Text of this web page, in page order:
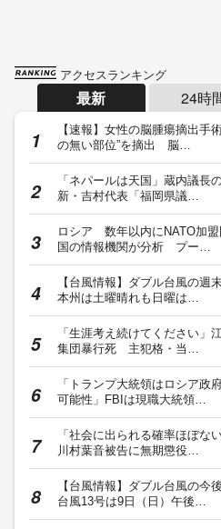
アクセスランキング
最新 24時
【速報】女性の脳腫瘍摘出手
の無い部位”を摘出 脳…
「ネパールは天国」蔵内議
新・吉村代表「福岡県議…
ロシア 数年以内にNATO加
国の情報機関が分析 プー…
【台風情報】ダブル台風の週
本州は土曜晴れも日曜は…
「生涯考え続けてください」
集団暴行死 主犯格・当…
「トランプ大統領はロシア政
可能性」FBIは現職大統領…
「社会に出られる確率ほぼな
川村葉音被告に無期懲役…
【台風情報】ダブル台風の今
台風13号は9日（日）午後…